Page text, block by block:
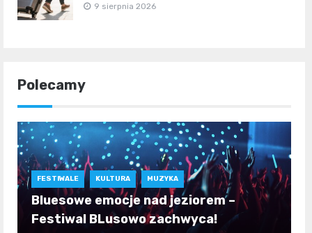
9 sierpnia 2026
Polecamy
FESTIWALE KULTURA MUZYKA
Bluesowe emocje nad jeziorem –
Festiwal BLusowo zachwyca!